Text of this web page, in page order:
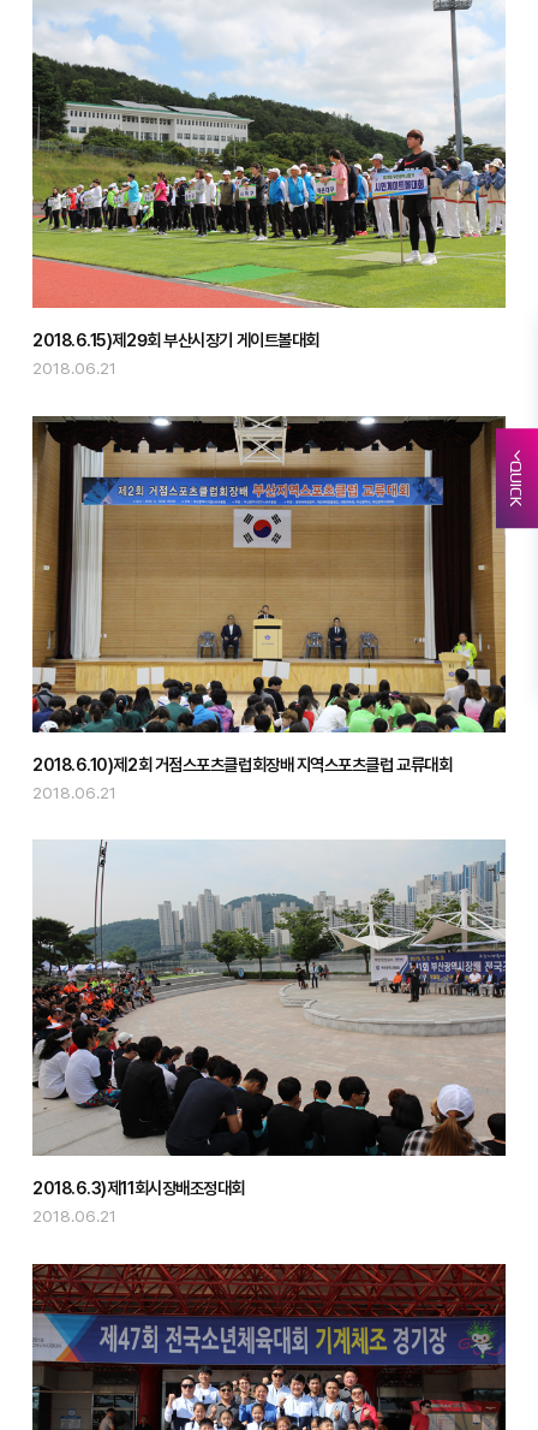
QUICK
2018.6.15)제29회 부산시장기 게이트볼대회
2018.06.21
2018.6.10)제2회 거점스포츠클럽회장배 지역스포츠클럽 교류대회
2018.06.21
2018.6.3)제11회시장배조정대회
2018.06.21